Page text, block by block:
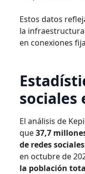
Estos datos
la
en conexiones
sociales
El análisis de
que37,7
de redes sociales
en octubre de
la población